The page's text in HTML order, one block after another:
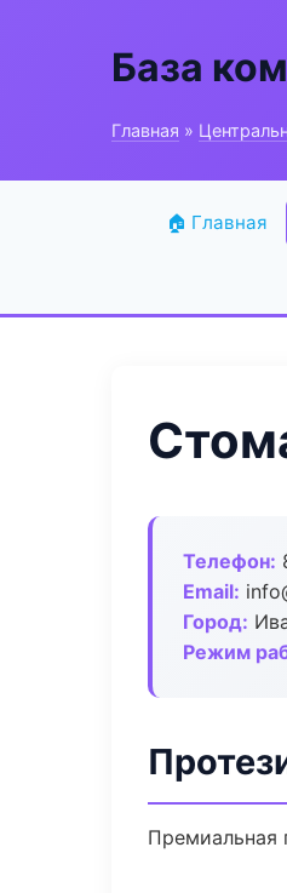
База
Главная »
🏠 Главная
Телефон:
Email:
Город:
Режим
Премиальная